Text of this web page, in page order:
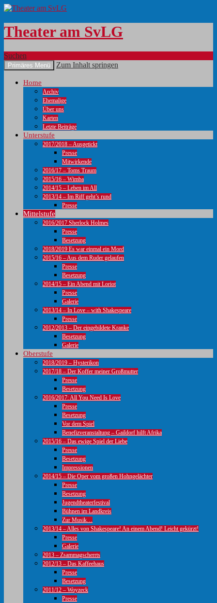
Theater am SvLG
Suchen
Primäres Menü Zum Inhalt springen
Home
Archiv
Ehemalige
Über uns
Karten
Letzte Beiträge
Unterstufe
2017/2018 – Ausgetickt
Presse
Mitwirkende
2016/17 – Toms Traum
2015/16 – Wimba
2014/15 – Leben im All
2013/14 – Im Riff geht’s rund
Presse
Mittelstufe
2016/2017 Sherlock Holmes
Presse
Besetzung
2018/2019 Es war einmal ein Mord
2015/16 – Aus dem Ruder gelaufen
Presse
Besetzung
2014/15 – Ein Abend mit Loriot
Presse
Galerie
2013/14 – In Love – with Shakespeare
Presse
2012/2013 – Der eingebildete Kranke
Besetzung
Galerie
Oberstufe
2018/2019 – Hysterikon
2017/18 – Der Koffer meiner Großmutter
Presse
Besetzung
2016/2017: All You Need Is Love
Presse
Besetzung
Vor dem Spiel
Benefizveranstaltung – Gaildorf hilft Afrika
2015/16 – Das ewige Spiel der Liebe
Presse
Besetzung
Impressionen
2014/15 – Die Oper vom großen Hohngelächter
Presse
Besetzung
Jugendtheaterfestival
Bühnen im Landkreis
Zur Musik…
2013/14 – Alles von Shakespeare! An einem Abend! Leicht gekürzt!
Presse
Galerie
2013 – Zsammagscherrts
2012/13 – Das Kaffeehaus
Presse
Besetzung
2011/12 – Woyzeck
Presse